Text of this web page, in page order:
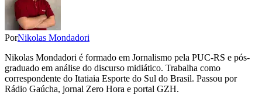
PorNikolas Mondadori
Nikolas Mondadori é formado em Jornalismo pela PUC-RS e pós-
graduado em análise do discurso midiático. Trabalha como
correspondente do Itatiaia Esporte do Sul do Brasil. Passou por
Rádio Gaúcha, jornal Zero Hora e portal GZH.